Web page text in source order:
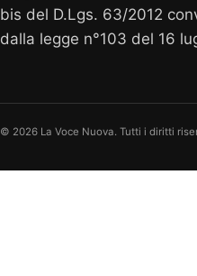
bis del D.Lgs. 63/2012
dalla legge n°103 del 16
© 2026 La Voce Nuova. Tutti i diritti